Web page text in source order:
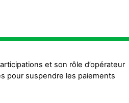
et son rôle d’opérateur
pour suspendre les paiements